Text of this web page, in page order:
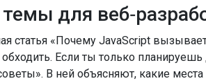
для
статья «Почему JavaScript
Если ты только
В ней объясняют, какие